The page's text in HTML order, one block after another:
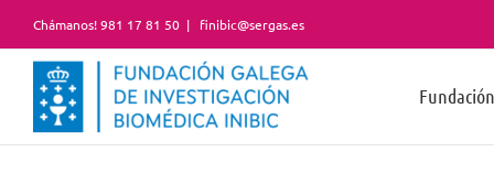
content
Chámanos! 981 17 81 50 | finibic@sergas.es
Fundación